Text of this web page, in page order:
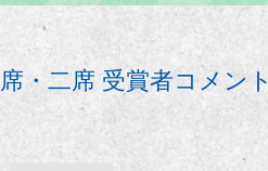
・二席 受賞者コメント